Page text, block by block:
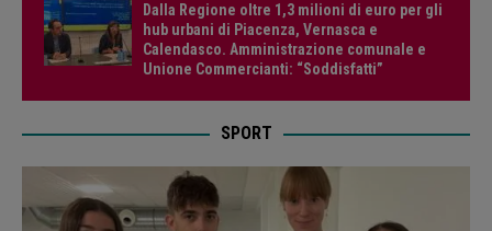
Dalla Regione oltre 1,3 milioni di euro per gli
hub urbani di Piacenza, Vernasca e
Calendasco. Amministrazione comunale e
Unione Commercianti: “Soddisfatti”
SPORT